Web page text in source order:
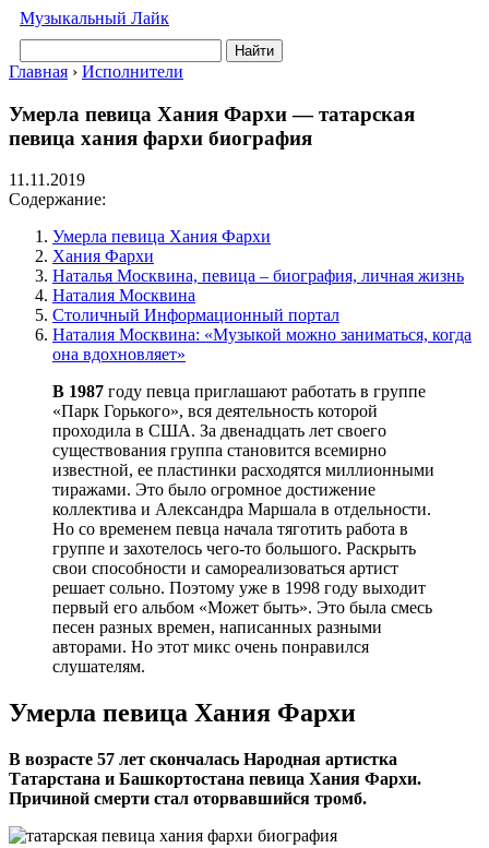
Музыкальный Лайк
Найти
Главная › Исполнители
Умерла певица Хания Фархи — татарская
певица хания фархи биография
11.11.2019
Содержание:
Умерла певица Хания Фархи
Хания Фархи
Наталья Москвина, певица – биография, личная жизнь
Наталия Москвина
Столичный Информационный портал
Наталия Москвина: «Музыкой можно заниматься, когда
она вдохновляет»
В 1987 году певца приглашают работать в группе
«Парк Горького», вся деятельность которой
проходила в США. За двенадцать лет своего
существования группа становится всемирно
известной, ее пластинки расходятся миллионными
тиражами. Это было огромное достижение
коллектива и Александра Маршала в отдельности.
Но со временем певца начала тяготить работа в
группе и захотелось чего-то большого. Раскрыть
свои способности и самореализоваться артист
решает сольно. Поэтому уже в 1998 году выходит
первый его альбом «Может быть». Это была смесь
песен разных времен, написанных разными
авторами. Но этот микс очень понравился
слушателям.
Умерла певица Хания Фархи
В возрасте 57 лет скончалась Народная артистка
Татарстана и Башкортостана певица Хания Фархи.
Причиной смерти стал оторвавшийся тромб.